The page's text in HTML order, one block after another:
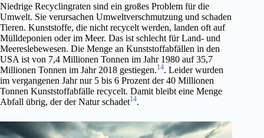
Niedrige Recyclingraten sind ein großes Problem für die
Umwelt. Sie verursachen Umweltverschmutzung und schaden
Tieren. Kunststoffe, die nicht recycelt werden, landen oft auf
Mülldeponien oder im Meer. Das ist schlecht für Land- und
Meereslebewesen. Die Menge an Kunststoffabfällen in den
USA ist von 7,4 Millionen Tonnen im Jahr 1980 auf 35,7
Millionen Tonnen im Jahr 2018 gestiegen.14. Leider wurden
im vergangenen Jahr nur 5 bis 6 Prozent der 40 Millionen
Tonnen Kunststoffabfälle recycelt. Damit bleibt eine Menge
Abfall übrig, der der Natur schadet14.